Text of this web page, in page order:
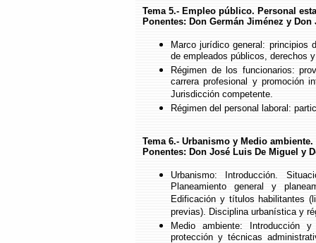
Tema 5.- Empleo público. Personal
Ponentes: Don Germán Jiménez y Don
Marco jurídico general: principios
de empleados públicos, derechos
Régimen de los funcionarios:
carrera profesional y promoción
Jurisdicción competente.
Régimen del personal laboral:
Tema 6.- Urbanismo y Medio ambiente.
Ponentes: Don José Luis De Miguel y
Urbanismo: Introducción.
Planeamiento general y
Edificación y títulos habilitantes
previas). Disciplina urbanística y
Medio ambiente: Introducción
protección y técnicas